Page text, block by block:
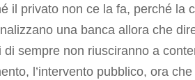
il privato non ce la fa, perché la
una banca allora che
di sempre non riusciranno a
l’intervento pubblico, ora